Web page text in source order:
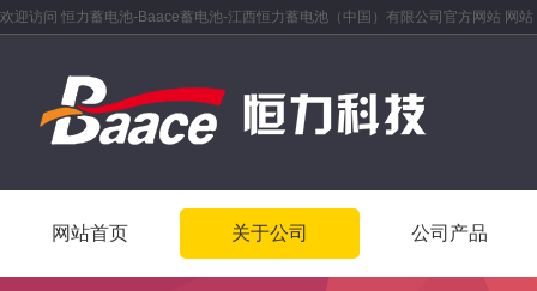
欢迎访问 恒力蓄电池-Baace蓄电池-江西恒力蓄电池（中国）有限公司官方网站 网站
网站首页 关于公司 公司产品